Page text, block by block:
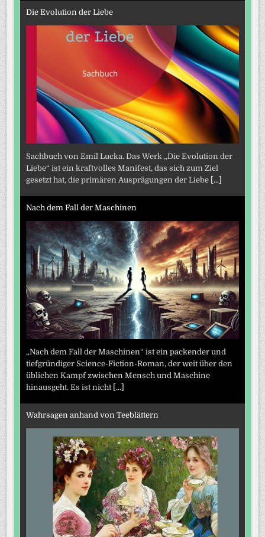
Die Evolution der Liebe
Sachbuch von Emil Lucka. Das Werk „Die Evolution der
Liebe“ ist ein kraftvolles Manifest, das sich zum Ziel
gesetzt hat, die primären Ausprägungen der Liebe [...]
Nach dem Fall der Maschinen
„Nach dem Fall der Maschinen“ ist ein packender und
tiefgründiger Science-Fiction-Roman, der weit über den
üblichen Kampf zwischen Mensch und Maschine
hinausgeht. Es ist nicht [...]
Wahrsagen anhand von Teeblättern